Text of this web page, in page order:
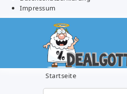
Impressum
Startseite